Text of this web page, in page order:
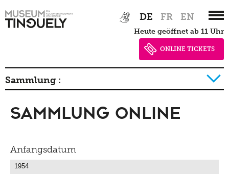
Hauptnavigation
to
DE FR EN
heute geöffnet ab 11 Uhr
ONLINE TICKETS
Sammlung :
Geschichte der Sammlung Detail
Sammlung Online
Anfangsdatum